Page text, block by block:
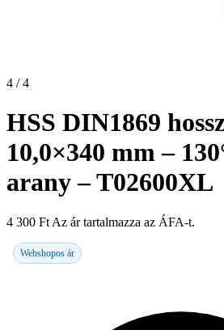
4 / 4
HSS DIN1869
10,0×340 mm –
arany – T02600XL
4 300 Ft Az ár tartalmazza az ÁFA-t.
Webshopos ár